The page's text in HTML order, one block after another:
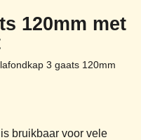
120mm met
3 gaats 120mm
bruikbaar voor vele